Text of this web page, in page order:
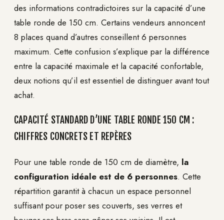
des informations contradictoires sur la capacité d’une
table ronde de 150 cm. Certains vendeurs annoncent
8 places quand d’autres conseillent 6 personnes
maximum. Cette confusion s’explique par la différence
entre la capacité maximale et la capacité confortable,
deux notions qu’il est essentiel de distinguer avant tout
achat.
CAPACITÉ STANDARD D’UNE TABLE RONDE 150 CM :
CHIFFRES CONCRETS ET REPÈRES
Pour une table ronde de 150 cm de diamètre, la
configuration idéale est de 6 personnes. Cette
répartition garantit à chacun un espace personnel
suffisant pour poser ses couverts, ses verres et